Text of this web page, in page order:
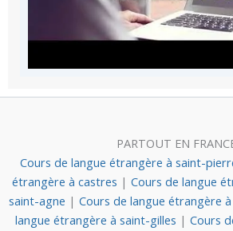
PARTOUT EN
Cours de langue étrangère à saint-
étrangère à castres | Cours de langue
saint-agne | Cours de langue étrangère à
langue étrangère à saint-gilles | Cours